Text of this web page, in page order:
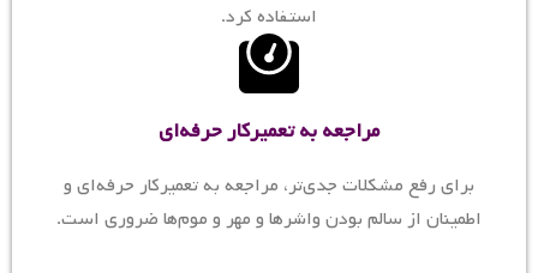
استفاده کرد.
مراجعه به تعمیرکار حرفه‌ای
برای رفع مشکلات جدی‌تر، مراجعه به تعمیرکار حرفه‌ای و
اطمینان از سالم بودن واشرها و مهر و موم‌ها ضروری است.